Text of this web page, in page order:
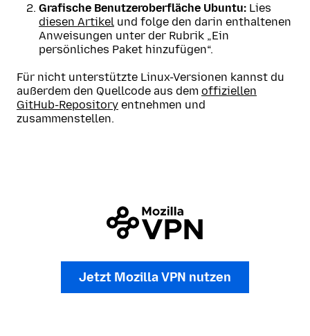
Grafische Benutzeroberfläche Ubuntu: Lies
diesen Artikel und folge den darin enthaltenen
Anweisungen unter der Rubrik „Ein
persönliches Paket hinzufügen“.
Für nicht unterstützte Linux-Versionen kannst du
außerdem den Quellcode aus dem offiziellen
GitHub-Repository entnehmen und
zusammenstellen.
Jetzt Mozilla VPN nutzen